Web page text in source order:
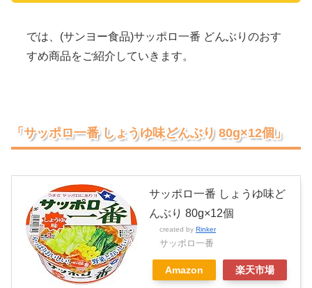
では、(サンヨー食品)サッポロ一番 どんぶりのおす
すめ商品をご紹介していきます。
「サッポロ一番 しょうゆ味どんぶり 80g×12個」
サッポロ一番 しょうゆ味ど
んぶり 80g×12個
created by Rinker
サッポロ一番
Amazon 楽天市場